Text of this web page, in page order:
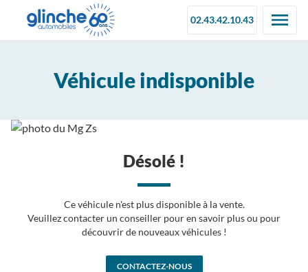
02.43.42.10.43
Véhicule indisponible
Désolé !
Ce véhicule n'est plus disponible à la vente.
Veuillez contacter un conseiller pour en savoir plus ou pour
découvrir de nouveaux véhicules !
CONTACTEZ-NOUS